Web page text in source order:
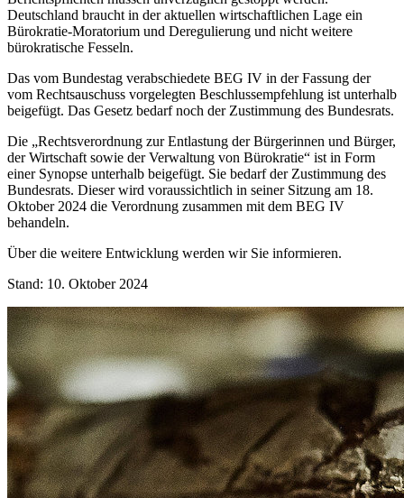
Deutschland braucht in der aktuellen wirtschaftlichen Lage ein
Bürokratie-Moratorium und Deregulierung und nicht weitere
bürokratische Fesseln.
Das vom Bundestag verabschiedete BEG IV in der Fassung der
vom Rechtsauschuss vorgelegten Beschlussempfehlung ist unterhalb
beigefügt. Das Gesetz bedarf noch der Zustimmung des Bundesrats.
Die „Rechtsverordnung zur Entlastung der Bürgerinnen und Bürger,
der Wirtschaft sowie der Verwaltung von Bürokratie“ ist in Form
einer Synopse unterhalb beigefügt. Sie bedarf der Zustimmung des
Bundesrats. Dieser wird voraussichtlich in seiner Sitzung am 18.
Oktober 2024 die Verordnung zusammen mit dem BEG IV
behandeln.
Über die weitere Entwicklung werden wir Sie informieren.
Stand: 10. Oktober 2024